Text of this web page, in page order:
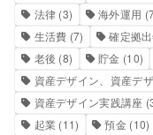
法律 (3) 海外運用
生活費 (7) 確定拠
老後 (8) 貯金 (10)
資産デザイン、資産デ
資産デザイン実践講座
起業 (11) 預金 (10)